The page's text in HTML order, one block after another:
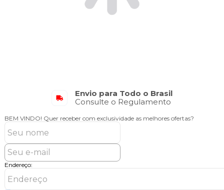
Envio para Todo o Brasil
Consulte o Regulamento
BEM VINDO! Quer receber com exclusividade as melhores ofertas?
Endereço: